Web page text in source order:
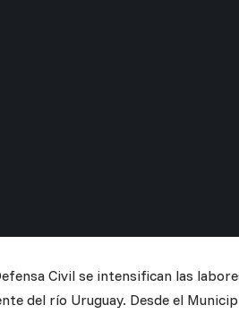
Civil se intensifican las
del río Uruguay. Desde el